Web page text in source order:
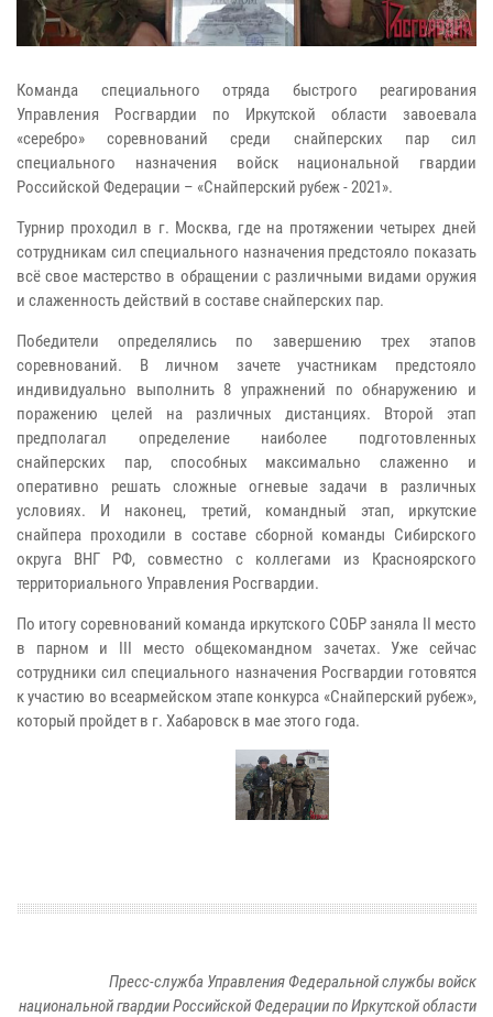
Команда специального отряда быстрого реагирования
Управления Росгвардии по Иркутской области завоевала
«серебро» соревнований среди снайперских пар сил
специального назначения войск национальной гвардии
Российской Федерации – «Снайперский рубеж - 2021».
Турнир проходил в г. Москва, где на протяжении четырех дней
сотрудникам сил специального назначения предстояло показать
всё свое мастерство в обращении с различными видами оружия
и слаженность действий в составе снайперских пар.
Победители определялись по завершению трех этапов
соревнований. В личном зачете участникам предстояло
индивидуально выполнить 8 упражнений по обнаружению и
поражению целей на различных дистанциях. Второй этап
предполагал определение наиболее подготовленных
снайперских пар, способных максимально слаженно и
оперативно решать сложные огневые задачи в различных
условиях. И наконец, третий, командный этап, иркутские
снайпера проходили в составе сборной команды Сибирского
округа ВНГ РФ, совместно с коллегами из Красноярского
территориального Управления Росгвардии.
По итогу соревнований команда иркутского СОБР заняла II место
в парном и III место общекомандном зачетах. Уже сейчас
сотрудники сил специального назначения Росгвардии готовятся
к участию во всеармейском этапе конкурса «Снайперский рубеж»,
который пройдет в г. Хабаровск в мае этого года.
Пресс-служба Управления Федеральной службы войск
национальной гвардии Российской Федерации по Иркутской области